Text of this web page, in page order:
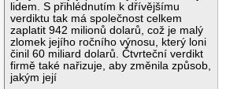
lidem. S přihlédnutím k dřívějšímu
verdiktu tak má společnost celkem
zaplatit 942 milionů dolarů, což je malý
zlomek jejího ročního výnosu, který loni
činil 60 miliard dolarů. Čtvrteční verdikt
firmě také nařizuje, aby změnila způsob,
jakým její